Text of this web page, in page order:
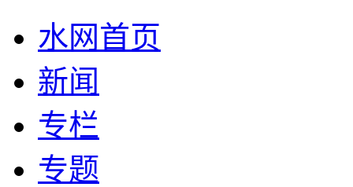
水网首页
新闻
专栏
专题